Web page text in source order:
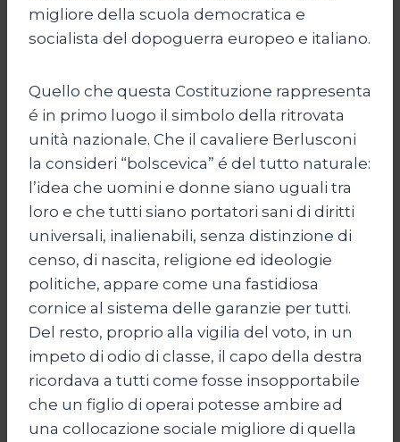
migliore della scuola democratica e
socialista del dopoguerra europeo e italiano.
Quello che questa Costituzione rappresenta
é in primo luogo il simbolo della ritrovata
unità nazionale. Che il cavaliere Berlusconi
la consideri “bolscevica” é del tutto naturale:
l’idea che uomini e donne siano uguali tra
loro e che tutti siano portatori sani di diritti
universali, inalienabili, senza distinzione di
censo, di nascita, religione ed ideologie
politiche, appare come una fastidiosa
cornice al sistema delle garanzie per tutti.
Del resto, proprio alla vigilia del voto, in un
impeto di odio di classe, il capo della destra
ricordava a tutti come fosse insopportabile
che un figlio di operai potesse ambire ad
una collocazione sociale migliore di quella